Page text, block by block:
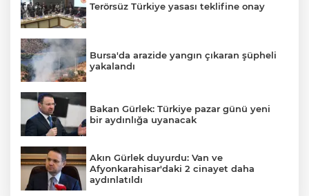
Terörsüz Türkiye yasası teklifine onay
Bursa'da arazide yangın çıkaran şüpheli
yakalandı
Bakan Gürlek: Türkiye pazar günü yeni
bir aydınlığa uyanacak
Akın Gürlek duyurdu: Van ve
Afyonkarahisar'daki 2 cinayet daha
aydınlatıldı